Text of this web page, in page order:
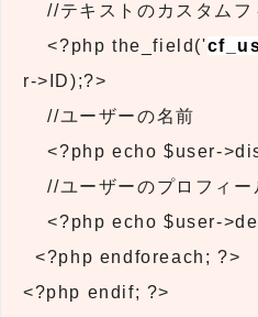
//テキストのカスタムフ
<?php the_field('
r->ID);?>
//ユーザーの名前
<?php echo $user-
//ユーザーのプロフィー
<?php echo $user-
<?php endforeach; ?>
<?php endif; ?>